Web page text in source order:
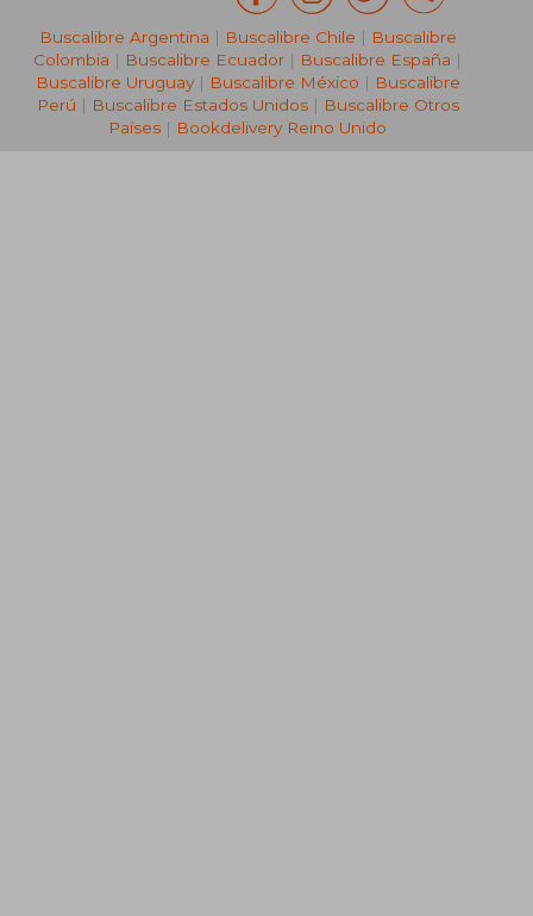
Buscalibre Argentina | Buscalibre Chile | Buscalibre
Colombia | Buscalibre Ecuador | Buscalibre España |
Buscalibre Uruguay| Buscalibre México | Buscalibre
Perú | Buscalibre Estados Unidos| Buscalibre Otros
Países | Bookdelivery Reino Unido